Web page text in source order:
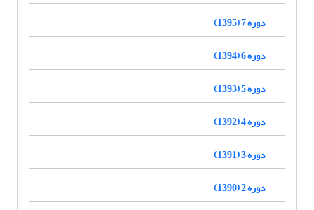
دوره 7 (1395)
دوره 6 (1394)
دوره 5 (1393)
دوره 4 (1392)
دوره 3 (1391)
دوره 2 (1390)